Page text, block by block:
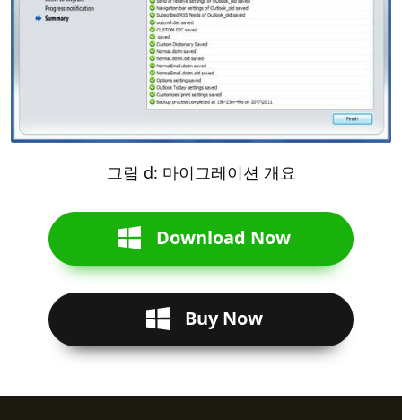
그림 d: 마이그레이션 개요
Download Now
Buy Now